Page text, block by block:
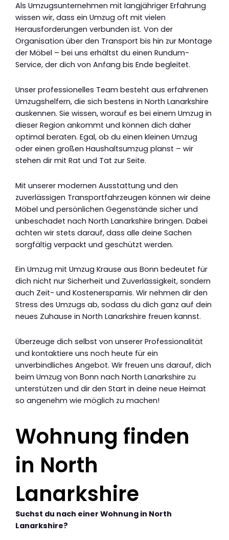
Als Umzugsunternehmen mit langjähriger Erfahrung
wissen wir, dass ein Umzug oft mit vielen
Herausforderungen verbunden ist. Von der
Organisation über den Transport bis hin zur Montage
der Möbel – bei uns erhältst du einen Rundum-
Service, der dich von Anfang bis Ende begleitet.
Unser professionelles Team besteht aus erfahrenen
Umzugshelfern, die sich bestens in North Lanarkshire
auskennen. Sie wissen, worauf es bei einem Umzug in
dieser Region ankommt und können dich daher
optimal beraten. Egal, ob du einen kleinen Umzug
oder einen großen Haushaltsumzug planst – wir
stehen dir mit Rat und Tat zur Seite.
Mit unserer modernen Ausstattung und den
zuverlässigen Transportfahrzeugen können wir deine
Möbel und persönlichen Gegenstände sicher und
unbeschadet nach North Lanarkshire bringen. Dabei
achten wir stets darauf, dass alle deine Sachen
sorgfältig verpackt und geschützt werden.
Ein Umzug mit Umzug Krause aus Bonn bedeutet für
dich nicht nur Sicherheit und Zuverlässigkeit, sondern
auch Zeit- und Kostenersparnis. Wir nehmen dir den
Stress des Umzugs ab, sodass du dich ganz auf dein
neues Zuhause in North Lanarkshire freuen kannst.
Überzeuge dich selbst von unserer Professionalität
und kontaktiere uns noch heute für ein
unverbindliches Angebot. Wir freuen uns darauf, dich
beim Umzug von Bonn nach North Lanarkshire zu
unterstützen und dir den Start in deine neue Heimat
so angenehm wie möglich zu machen!
Wohnung finden
in North
Lanarkshire
Suchst du nach einer Wohnung in North
Lanarkshire?